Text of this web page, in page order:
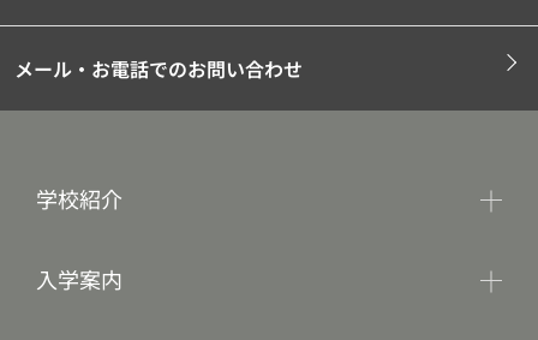
メール・お電話でのお問い合わせ
学校紹介
入学案内